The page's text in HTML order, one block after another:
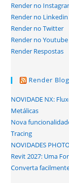
Render no
Render no Linkedin
Render no Twitter
Render no Youtube
Render Respostas
Render Blog
NOVIDADE NX:
Metálicas
Nova
Tracing
NOVIDADES
Revit 2027: Uma
Converta